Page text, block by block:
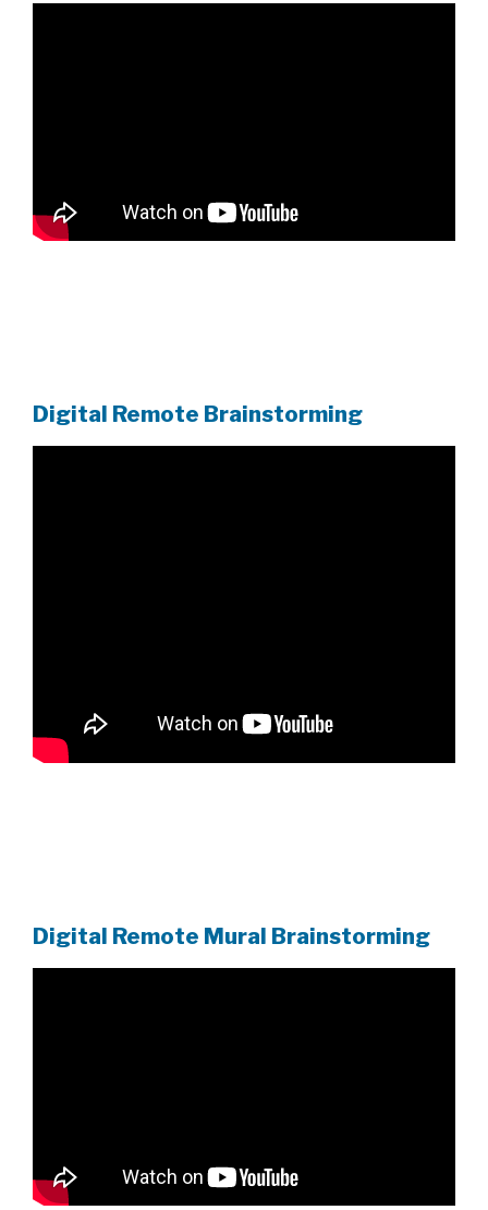
Digital Remote Brainstorming
Digital Remote Mural Brainstorming